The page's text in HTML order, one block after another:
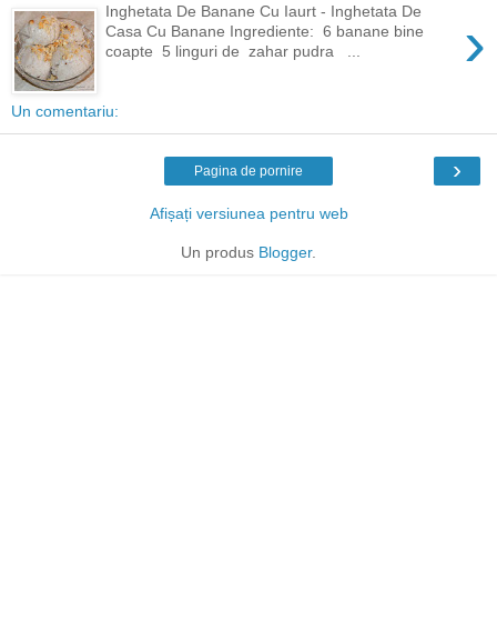
›
Inghetata De Banane Cu Iaurt - Inghetata De
Casa Cu Banane Ingrediente: 6 banane bine
coapte 5 linguri de zahar pudra ...
Un comentariu:
›
Pagina de pornire
Afișați versiunea pentru web
Un produs Blogger.